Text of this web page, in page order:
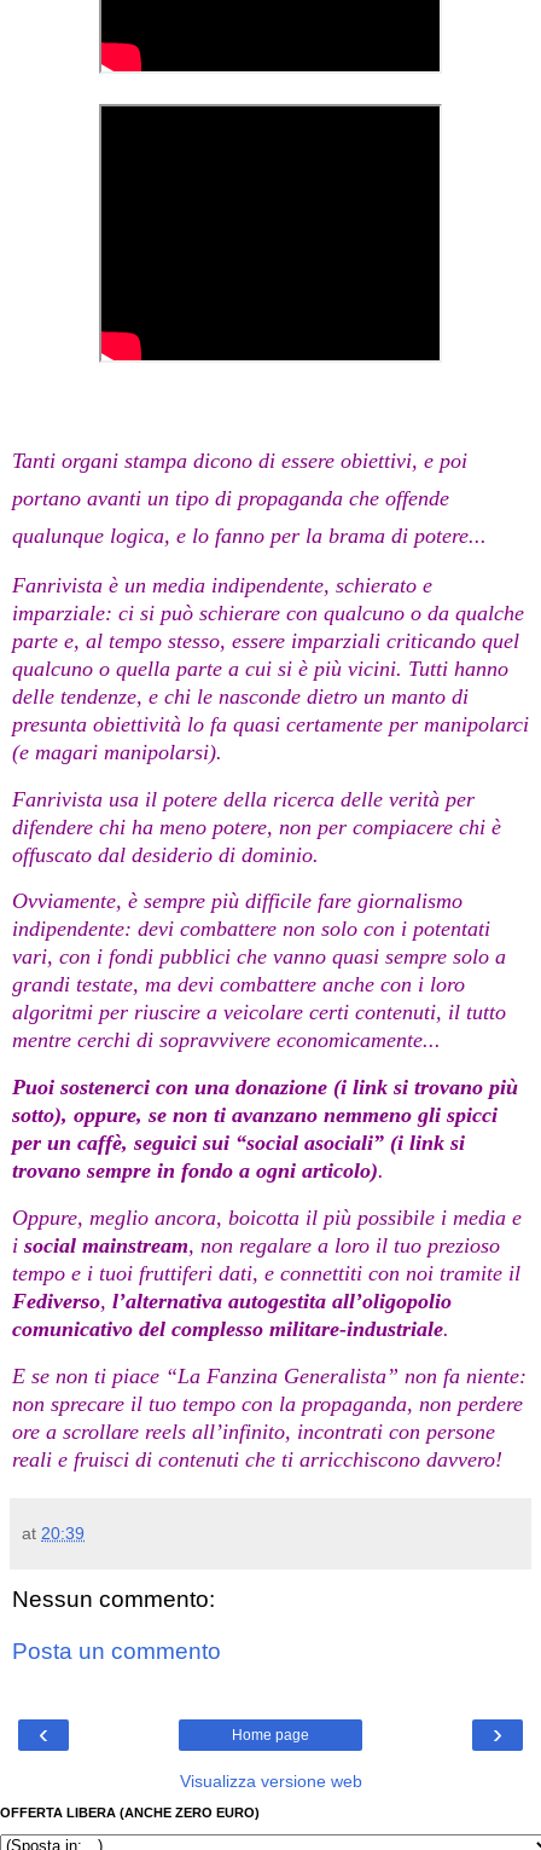
Tanti organi stampa dicono di essere obiettivi, e poi
portano avanti un tipo di propaganda che offende
qualunque logica, e lo fanno per la brama di potere...
Fanrivista è un media indipendente, schierato e
imparziale: ci si può schierare con qualcuno o da qualche
parte e, al tempo stesso, essere imparziali criticando quel
qualcuno o quella parte a cui si è più vicini. Tutti hanno
delle tendenze, e chi le nasconde dietro un manto di
presunta obiettività lo fa quasi certamente per manipolarci
(e magari manipolarsi).
Fanrivista usa il potere della ricerca delle verità per
difendere chi ha meno potere, non per compiacere chi è
offuscato dal desiderio di dominio.
Ovviamente, è sempre più difficile fare giornalismo
indipendente: devi combattere non solo con i potentati
vari, con i fondi pubblici che vanno quasi sempre solo a
grandi testate, ma devi combattere anche con i loro
algoritmi per riuscire a veicolare certi contenuti, il tutto
mentre cerchi di sopravvivere economicamente...
Puoi sostenerci con una donazione (i link si trovano più
sotto), oppure, se non ti avanzano nemmeno gli spicci
per un caffè, seguici sui “social asociali” (i link si
trovano sempre in fondo a ogni articolo).
Oppure, meglio ancora, boicotta il più possibile i media e
i social mainstream, non regalare a loro il tuo prezioso
tempo e i tuoi fruttiferi dati, e connettiti con noi tramite il
Fediverso, l’alternativa autogestita all’oligopolio
comunicativo del complesso militare-industriale.
E se non ti piace “La Fanzina Generalista” non fa niente:
non sprecare il tuo tempo con la propaganda, non perdere
ore a scrollare reels all’infinito, incontrati con persone
reali e fruisci di contenuti che ti arricchiscono davvero!
at 20:39
Nessun commento:
Posta un commento
‹ ›
Home page
Visualizza versione web
OFFERTA LIBERA (ANCHE ZERO EURO)